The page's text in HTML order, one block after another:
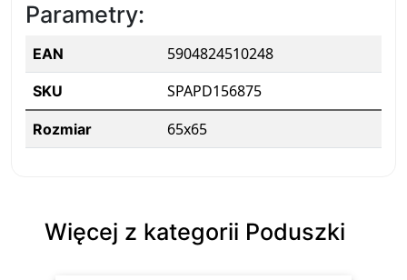
Parametry:
EAN 5904824510248
SKU SPAPD156875
Rozmiar 65x65
Więcej z kategorii Poduszki